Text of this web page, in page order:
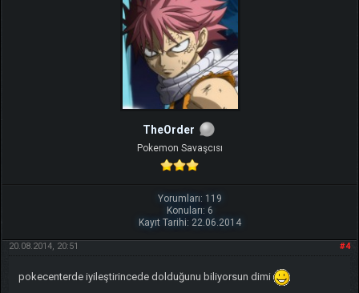
TheOrder
Pokemon Savaşcısı
Yorumları: 119
Konuları: 6
Kayıt Tarihi: 22.06.2014
#4
20.08.2014, 20:51
pokecenterde iyileştirincede dolduğunu biliyorsun dimi